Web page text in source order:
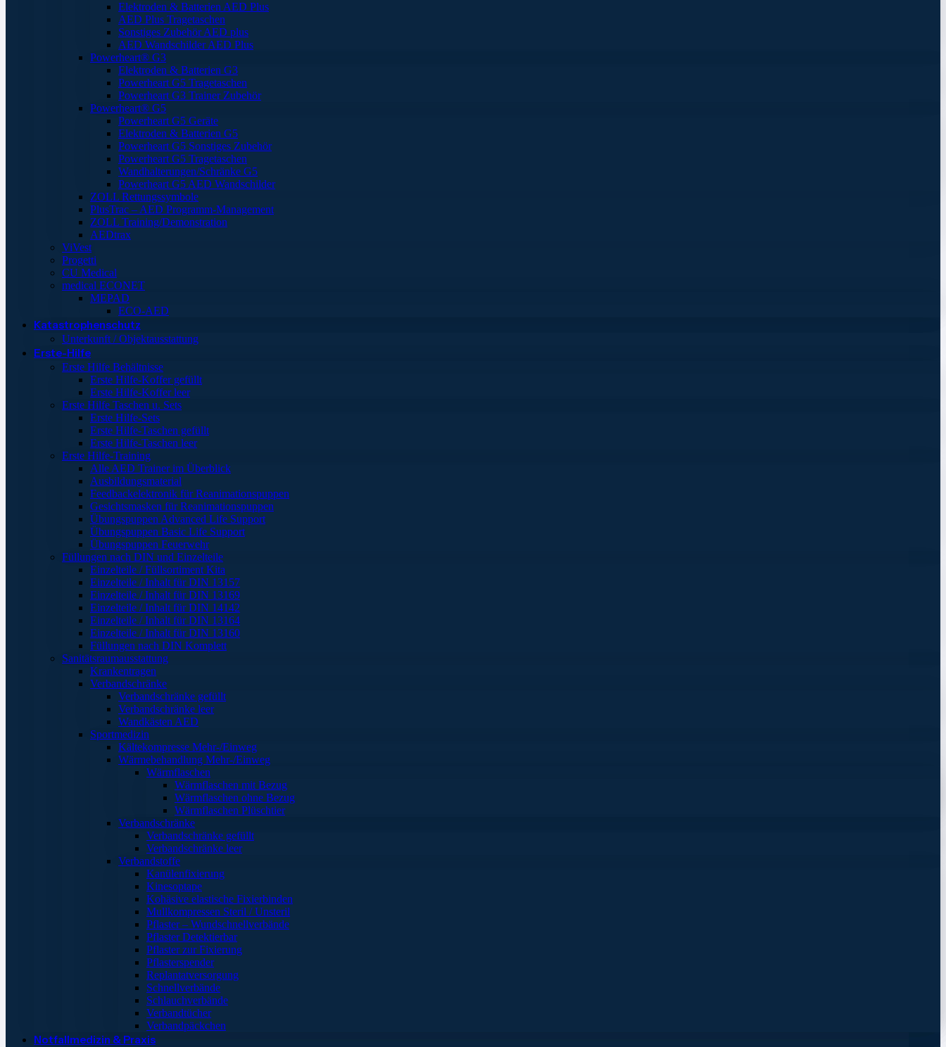
Elektroden & Batterien AED Plus
AED Plus Tragetaschen
Sonstiges Zubehör AED plus
AED Wandschilder AED Plus
Powerheart® G3
Elektroden & Batterien G3
Powerheart G5 Tragetaschen
Powerheart G3 Trainer Zubehör
Powerheart® G5
Powerheart G5 Geräte
Elektroden & Batterien G5
Powerheart G5 Sonstiges Zubehör
Powerheart G5 Tragetaschen
Wandhalterungen/Schränke G5
Powerheart G5 AED Wandschilder
ZOLL Rettungssymbole
PlusTrac – AED Programm-Management
ZOLL Training/Demonstration
AEDtrax
ViVest
Progetti
CU Medical
medical ECONET
MEPAD
ECO-AED
Katastrophenschutz
Unterkunft / Objektausstattung
Erste-Hilfe
Erste Hilfe Behältnisse
Erste Hilfe-Koffer gefüllt
Erste Hilfe-Koffer leer
Erste Hilfe Taschen u. Sets
Erste Hilfe-Sets
Erste Hilfe-Taschen gefüllt
Erste Hilfe-Taschen leer
Erste Hilfe-Training
Alle AED Trainer im Überblick
Ausbildungsmaterial
Feedbackelektronik für Reanimationspuppen
Gesichtsmasken für Reanimationspuppen
Übungspuppen Advanced Life Support
Übungspuppen Basic Life Support
Übungspuppen Feuerwehr
Füllungen nach DIN und Einzelteile
Einzelteile / Füllsortiment Kita
Einzelteile / Inhalt für DIN 13157
Einzelteile / Inhalt für DIN 13169
Einzelteile / Inhalt für DIN 14142
Einzelteile / Inhalt für DIN 13164
Einzelteile / Inhalt für DIN 13160
Füllungen nach DIN Komplett
Sanitätsraumausstattung
Krankentragen
Verbandschränke
Verbandschränke gefüllt
Verbandschränke leer
Wandkästen AED
Sportmedizin
Kältekompresse Mehr-/Einweg
Wärmebehandlung Mehr-/Einweg
Wärmflaschen
Wärmflaschen mit Bezug
Wärmflaschen ohne Bezug
Wärmflaschen Plüschtier
Verbandschränke
Verbandschränke gefüllt
Verbandschränke leer
Verbandstoffe
Kanülenfixierung
Kinesoptape
Kohäsive elastische Fixierbinden
Mullkompressen Steril / Unsteril
Pflaster – Wundschnellverbände
Pflaster Detektierbar
Pflaster zur Fixierung
Pflasterspender
Replantatversorgung
Schnellverbände
Schlauchverbände
Verbandtücher
Verbandpäckchen
Notfallmedizin & Praxis